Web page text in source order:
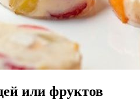
или фруктов